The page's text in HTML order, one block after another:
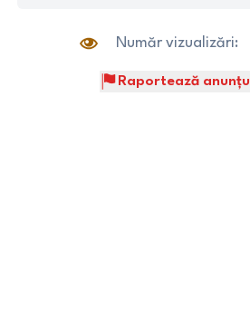
Număr vizualizări:
Raportează anunțul